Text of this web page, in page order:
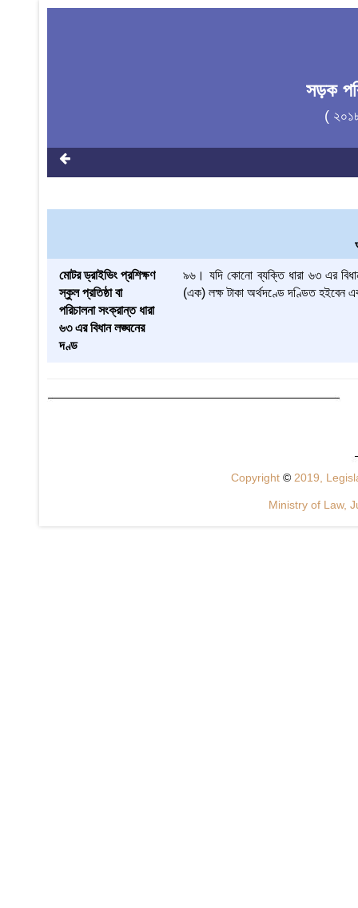
সড়ক
(
মোটর ড্রাইভিং প্রশিক্ষণ
স্কুল প্রতিষ্ঠা বা
পরিচালনা সংক্রান্ত ধারা
৬৩ এর বিধান লঙ্ঘনের
দণ্ড
৯৬। যদি কোনো ব্যক্তি ধারা ৬৩ এর
(এক) লক্ষ টাকা অর্থদণ্ডে দণ্ডিত হইবেন
Copyright © 2019,
Ministry of Law,